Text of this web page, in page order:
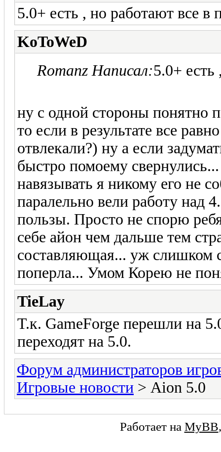
5.0+ есть , но работают все в
KoToWeD
Romanz Написал:5.0+ есть
ну с одной стороны понятно
то если в результате все
отвлекали?) ну а если
быстро помоему
навязывать я никому его не
паралельно вели работу
пользы. Просто не спорю
себе айон чем дальше тем
составляющая... уж слишком
поперла... Умом Корею не
TieLay
Т.к. GameForge перешли на
переходят на 5.0.
Форум администраторов
Игровые новости > Aion 5.0
Работает на MyBB